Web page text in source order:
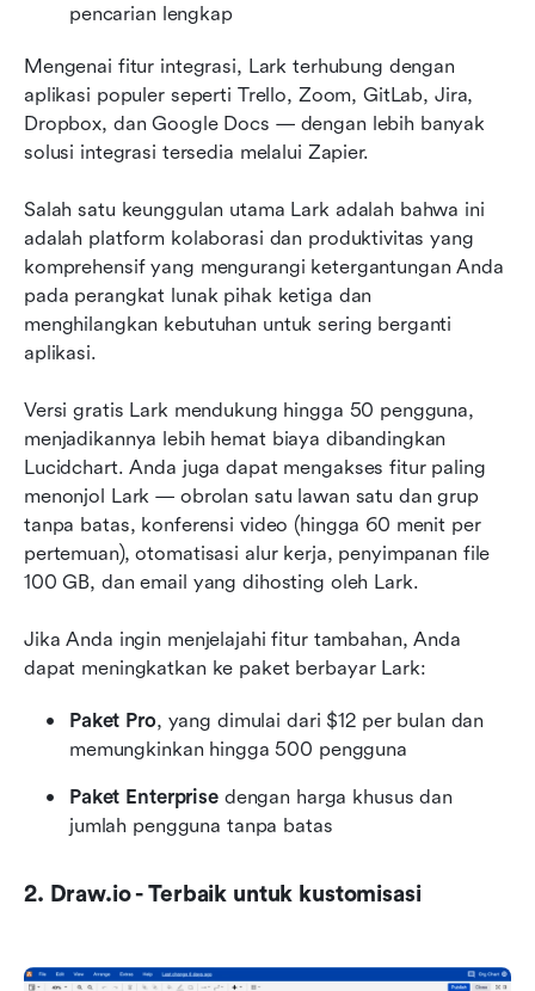
pencarian lengkap
Mengenai fitur integrasi, Lark terhubung dengan
aplikasi populer seperti Trello, Zoom, GitLab, Jira,
Dropbox, dan Google Docs — dengan lebih banyak
solusi integrasi tersedia melalui Zapier.
Salah satu keunggulan utama Lark adalah bahwa ini
adalah platform kolaborasi dan produktivitas yang
komprehensif yang mengurangi ketergantungan Anda
pada perangkat lunak pihak ketiga dan
menghilangkan kebutuhan untuk sering berganti
aplikasi.
Versi gratis Lark mendukung hingga 50 pengguna,
menjadikannya lebih hemat biaya dibandingkan
Lucidchart. Anda juga dapat mengakses fitur paling
menonjol Lark — obrolan satu lawan satu dan grup
tanpa batas, konferensi video (hingga 60 menit per
pertemuan), otomatisasi alur kerja, penyimpanan file
100 GB, dan email yang dihosting oleh Lark.
Jika Anda ingin menjelajahi fitur tambahan, Anda
dapat meningkatkan ke paket berbayar Lark:
Paket Pro, yang dimulai dari $12 per bulan dan
memungkinkan hingga 500 pengguna
Paket Enterprise dengan harga khusus dan
jumlah pengguna tanpa batas
2. Draw.io - Terbaik untuk kustomisasi